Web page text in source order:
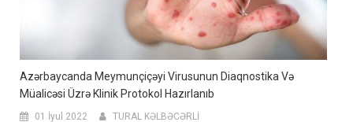
Azərbaycanda Meymunçiçəyi Virusunun Diaqnostika Və
Müalicəsi Üzrə Klinik Protokol Hazırlanıb
01 İyul 2022 TURAL KƏLBƏCƏRLİ